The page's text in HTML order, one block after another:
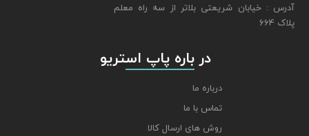
​​​​​​​آدرس : خیابان شریعتی بلاتر از سه راه معلم
پلاک 664
​​​​​​​ در باره پاپ استریو
درباره ما
تماس با ما
روش های ارسال کالا